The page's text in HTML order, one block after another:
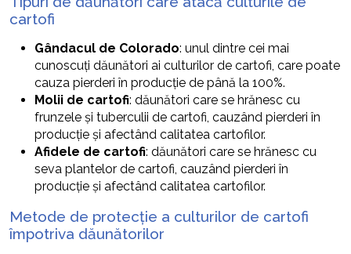
cartofi
Gândacul de Colorado: unul dintre cei mai
cunoscuți dăunători ai culturilor de cartofi, care poate
cauza pierderi în producție de până la 100%.
Molii de cartofi: dăunători care se hrănesc cu
frunzele și tuberculii de cartofi, cauzând pierderi în
producție și afectând calitatea cartofilor.
Afidele de cartofi: dăunători care se hrănesc cu
seva plantelor de cartofi, cauzând pierderi în
producție și afectând calitatea cartofilor.
Metode de protecție a culturilor de cartofi
împotriva dăunătorilor